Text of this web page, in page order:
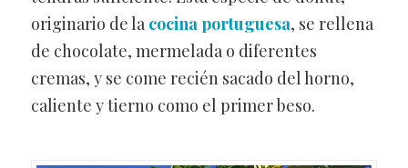
originario de la cocina portuguesa, se rellena
de chocolate, mermelada o diferentes
cremas, y se come recién sacado del horno,
caliente y tierno como el primer beso.